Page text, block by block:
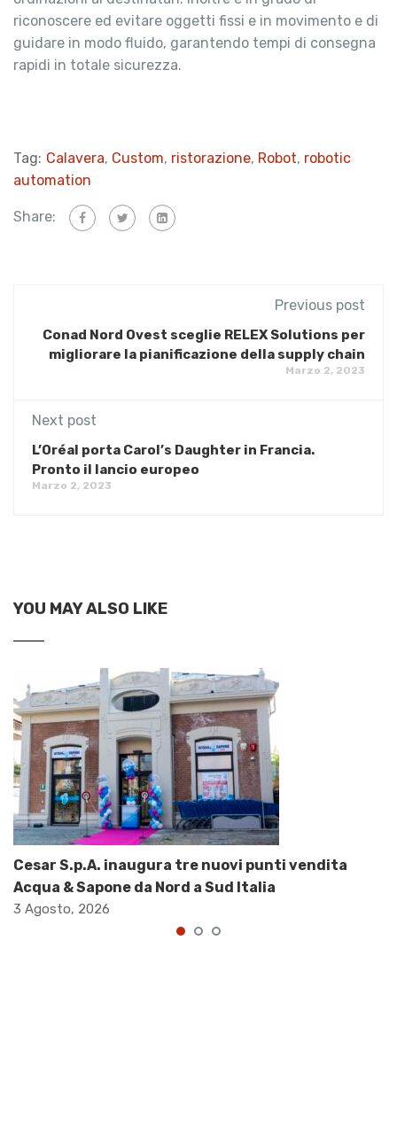
riconoscere ed evitare oggetti fissi e in movimento e di
guidare in modo fluido, garantendo tempi di consegna
rapidi in totale sicurezza.
Tag: Calavera, Custom, ristorazione, Robot, robotic
automation
Share:
Previous post
Conad Nord Ovest sceglie RELEX Solutions per
migliorare la pianificazione della supply chain
Marzo 2, 2023
Next post
L’Oréal porta Carol’s Daughter in Francia.
Pronto il lancio europeo
Marzo 2, 2023
YOU MAY ALSO LIKE
Cesar S.p.A. inaugura tre nuovi punti vendita
Acqua & Sapone da Nord a Sud Italia
3 Agosto, 2026